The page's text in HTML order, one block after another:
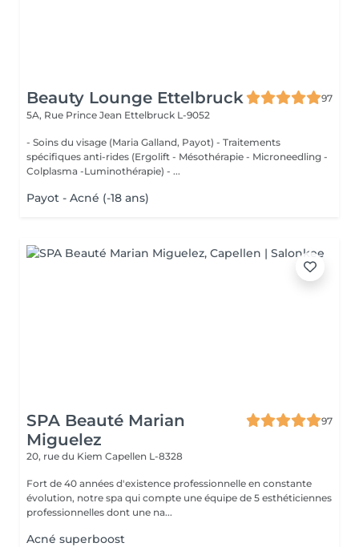
Beauty Lounge Ettelbruck
97
5A, Rue Prince Jean Ettelbruck L-9052
- Soins du visage (Maria Galland, Payot) - Traitements
spécifiques anti-rides (Ergolift - Mésothérapie - Microneedling -
Colplasma -Luminothérapie) - ...
Payot - Acné (-18 ans)
SPA Beauté Marian
Miguelez
97
20, rue du Kiem Capellen L-8328
Fort de 40 années d'existence professionnelle en constante
évolution, notre spa qui compte une équipe de 5 esthéticiennes
professionnelles dont une na...
Acné superboost